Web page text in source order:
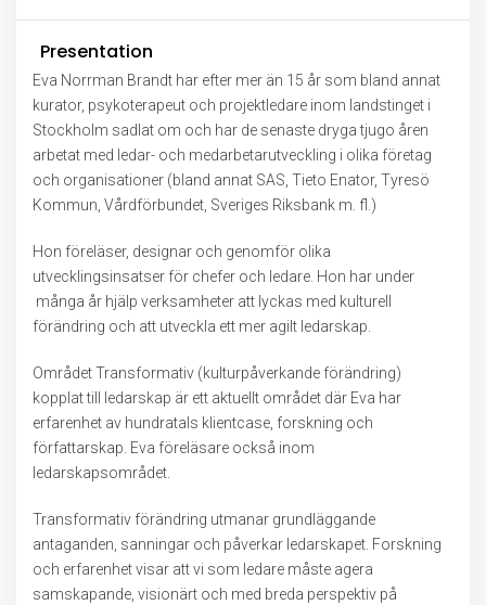
Presentation
Eva Norrman Brandt har efter mer än 15 år som bland annat
kurator, psykoterapeut och projektledare inom landstinget i
Stockholm sadlat om och har de senaste dryga tjugo åren
arbetat med ledar- och medarbetarutveckling i olika företag
och organisationer (bland annat SAS, Tieto Enator, Tyresö
Kommun, Vårdförbundet, Sveriges Riksbank m. fl.)
Hon föreläser, designar och genomför olika
utvecklingsinsatser för chefer och ledare. Hon har under
många år hjälp verksamheter att lyckas med kulturell
förändring och att utveckla ett mer agilt ledarskap.
Området Transformativ (kulturpåverkande förändring)
kopplat till ledarskap är ett aktuellt området där Eva har
erfarenhet av hundratals klientcase, forskning och
författarskap. Eva föreläsare också inom
ledarskapsområdet.
Transformativ förändring utmanar grundläggande
antaganden, sanningar och påverkar ledarskapet. Forskning
och erfarenhet visar att vi som ledare måste agera
samskapande, visionärt och med breda perspektiv på